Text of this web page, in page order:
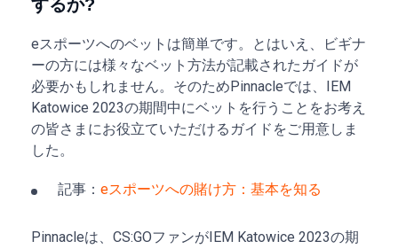
するか?
eスポーツへのベットは簡単です。とはいえ、ビギナ
ーの方には様々なベット方法が記載されたガイドが
必要かもしれません。そのためPinnacleでは、IEM
Katowice 2023の期間中にベットを行うことをお考え
の皆さまにお役立ていただけるガイドをご用意しま
した。
記事： eスポーツへの賭け方：基本を知る
Pinnacleは、CS:GOファンがIEM Katowice 2023の期